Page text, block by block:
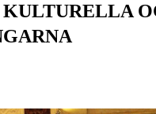
KULTURELLA